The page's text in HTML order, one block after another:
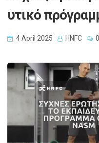
υτικό
4 April 2025 HNFC 0